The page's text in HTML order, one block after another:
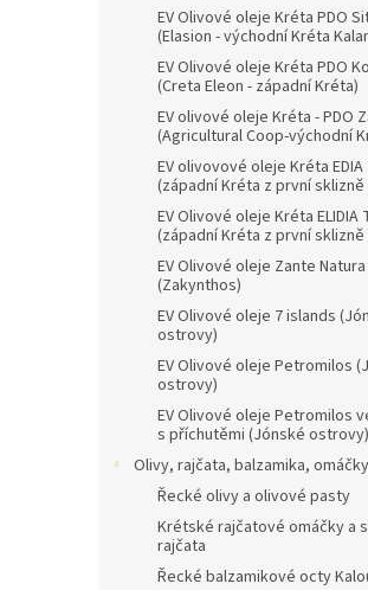
EV Olivové oleje Kréta PDO
(Elasion - východní Kréta
EV Olivové oleje Kréta PDO
(Creta Eleon - západní Kréta)
EV olivové oleje Kréta - PDO
(Agricultural Coop-východní
EV olivovové oleje Kréta EDIA
(západní Kréta z první sklizně
EV Olivové oleje Kréta ELIDIA
(západní Kréta z první sklizně
EV Olivové oleje Zante Natura
(Zakynthos)
EV Olivové oleje 7 islands
ostrovy)
EV Olivové oleje Petromilos
ostrovy)
EV Olivové oleje Petromilos
s příchutěmi (Jónské ostrovy)
Olivy, rajčata, balzamika, omáčky
Řecké olivy a olivové pasty
Krétské rajčatové omáčky a
rajčata
Řecké balzamikové octy